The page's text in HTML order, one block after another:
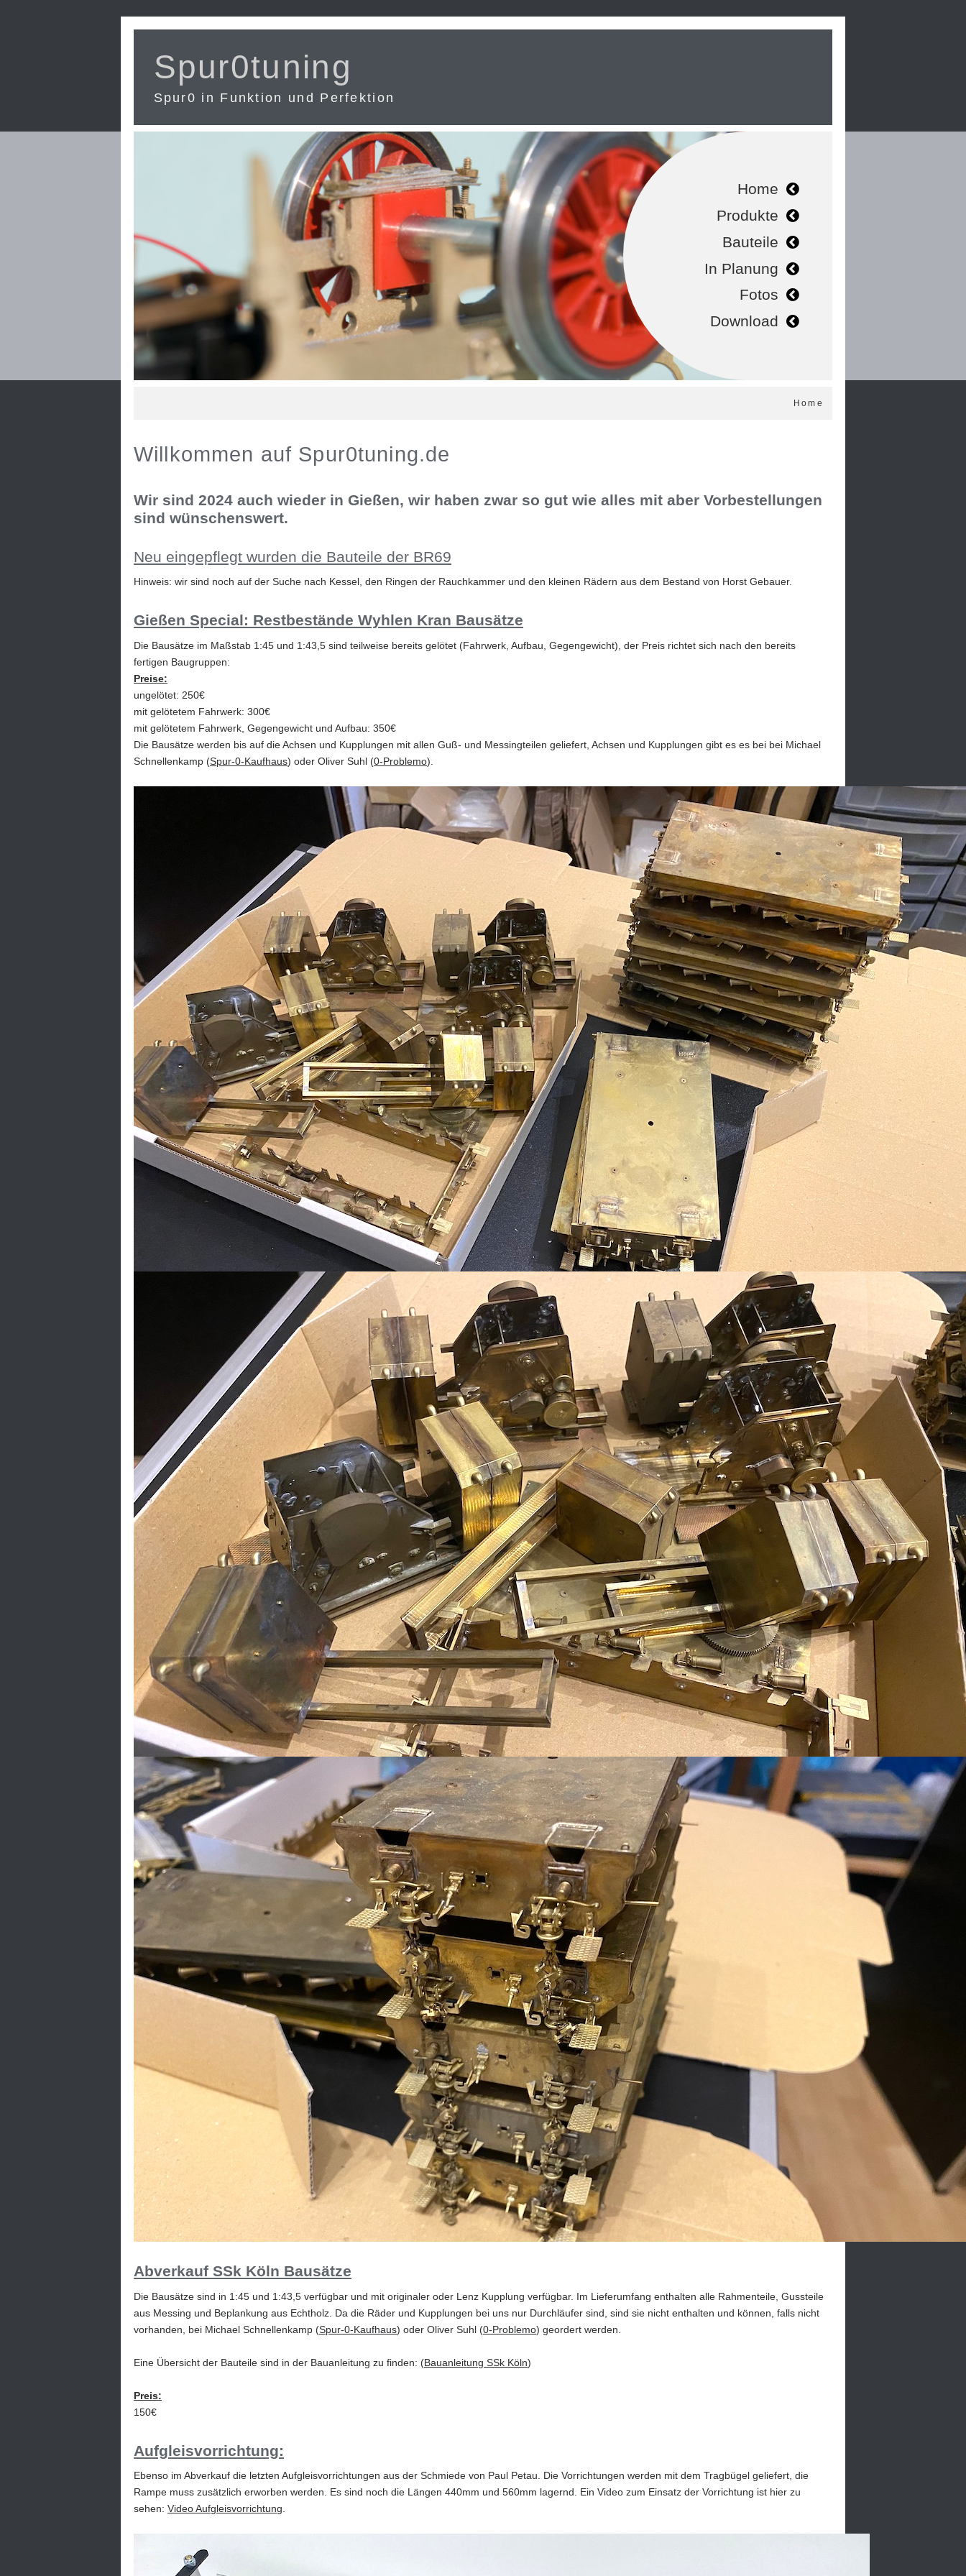
Spur0tuning
Spur0 in Funktion und Perfektion
Home
Produkte
Bauteile
In Planung
Fotos
Download
Home
Willkommen auf Spur0tuning.de
Wir sind 2024 auch wieder in Gießen, wir haben zwar so gut wie alles mit aber Vorbestellungen
sind wünschenswert.
Neu eingepflegt wurden die Bauteile der BR69
Hinweis: wir sind noch auf der Suche nach Kessel, den Ringen der Rauchkammer und den kleinen Rädern aus dem Bestand von Horst Gebauer.
Gießen Special: Restbestände Wyhlen Kran Bausätze
Die Bausätze im Maßstab 1:45 und 1:43,5 sind teilweise bereits gelötet (Fahrwerk, Aufbau, Gegengewicht), der Preis richtet sich nach den bereits
fertigen Baugruppen:
Preise:
ungelötet: 250€
mit gelötetem Fahrwerk: 300€
mit gelötetem Fahrwerk, Gegengewicht und Aufbau: 350€
Die Bausätze werden bis auf die Achsen und Kupplungen mit allen Guß- und Messingteilen geliefert, Achsen und Kupplungen gibt es es bei bei Michael
Schnellenkamp (Spur-0-Kaufhaus) oder Oliver Suhl (0-Problemo).
Abverkauf SSk Köln Bausätze
Die Bausätze sind in 1:45 und 1:43,5 verfügbar und mit originaler oder Lenz Kupplung verfügbar. Im Lieferumfang enthalten alle Rahmenteile, Gussteile
aus Messing und Beplankung aus Echtholz. Da die Räder und Kupplungen bei uns nur Durchläufer sind, sind sie nicht enthalten und können, falls nicht
vorhanden, bei Michael Schnellenkamp (Spur-0-Kaufhaus) oder Oliver Suhl (0-Problemo) geordert werden.
Eine Übersicht der Bauteile sind in der Bauanleitung zu finden: (Bauanleitung SSk Köln)
Preis:
150€
Aufgleisvorrichtung:
Ebenso im Abverkauf die letzten Aufgleisvorrichtungen aus der Schmiede von Paul Petau. Die Vorrichtungen werden mit dem Tragbügel geliefert, die
Rampe muss zusätzlich erworben werden. Es sind noch die Längen 440mm und 560mm lagernd. Ein Video zum Einsatz der Vorrichtung ist hier zu
sehen: Video Aufgleisvorrichtung.